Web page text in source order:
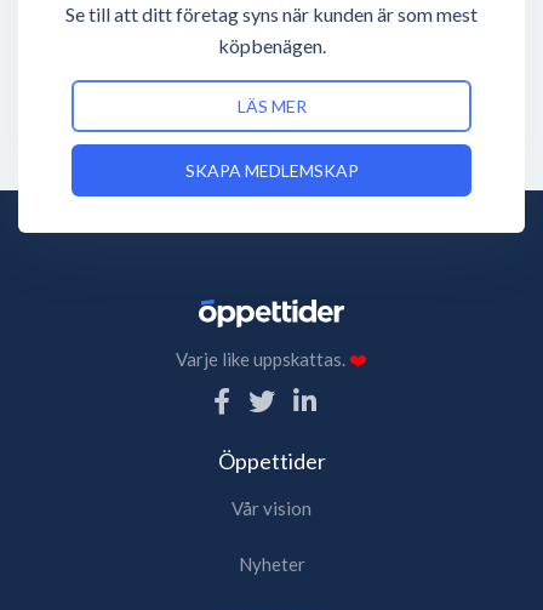
Se till att ditt företag syns när kunden är som mest
köpbenägen.
LÄS MER
SKAPA MEDLEMSKAP
Varje like uppskattas.❤️
Öppettider
Vår vision
Nyheter